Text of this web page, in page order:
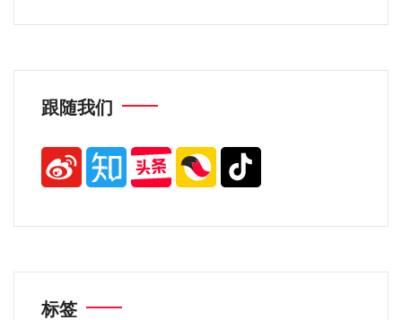
跟随我们
标签